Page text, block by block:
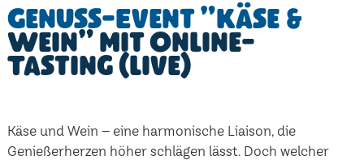
Genuss-Event "Käse &
Wein" mit Online-
Tasting (live)
Käse und Wein – eine harmonische Liaison, die
Genießerherzen höher schlägen lässt. Doch welcher